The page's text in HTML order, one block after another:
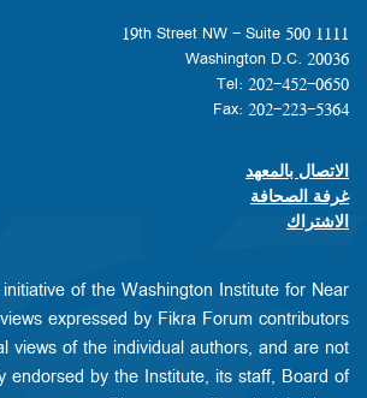
1111 19th Street NW - Suite 500
Washington D.C. 20036
Tel: 202-452-0650
Fax: 202-223-5364
Footer contact links
الاتصال بالمعهد
غرفة الصحافة
الاشتراك
of the Washington Institute for Near
expressed by Fikra Forum contributors
views of the individual authors, and are not
endorsed by the Institute, its staff, Board of